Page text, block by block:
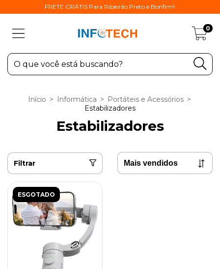
FRETE GRÁTIS Para Ribeirão Preto e Bonfim!!
0
Início > Informática > Portáteis e Acessórios >
Estabilizadores
Estabilizadores
Filtrar
ESGOTADO